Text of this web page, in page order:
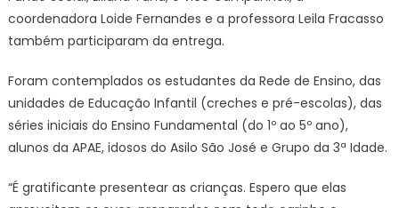
coordenadora Loide Fernandes e a professora Leila Fracasso
também participaram da entrega.
Foram contemplados os estudantes da Rede de Ensino, das
unidades de Educação Infantil (creches e pré-escolas), das
séries iniciais do Ensino Fundamental (do 1º ao 5º ano),
alunos da APAE, idosos do Asilo São José e Grupo da 3ª Idade.
“É gratificante presentear as crianças. Espero que elas